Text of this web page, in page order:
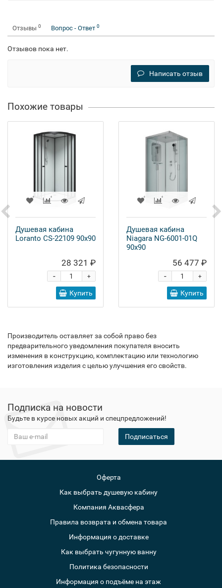
Отзывы 0 Вопрос - Ответ 0
Отзывов пока нет.
Написать отзыв
Похожие товары
Душевая кабина
Loranto CS-22109 90x90
28 321 ₽
+
-
Купить
Душевая кабина
Niagara NG-6001-01Q
90x90
56 477 ₽
+
-
Купить
Производитель оставляет за собой право без
предварительного уведомления покупателя вносить
изменения в конструкцию, комплектацию или технологию
изготовления изделия с целью улучшения его свойств.
Подписка на новости
Будьте в курсе новых акций и спецпредложений!
Подписаться
Оферта
Как выбрать душевую кабину
Компания Аквасфера
Правила возврата и обмена товара
Информация о доставке
Как выбрать чугунную ванну
Политика безопасности
Информация о подъёме на этаж